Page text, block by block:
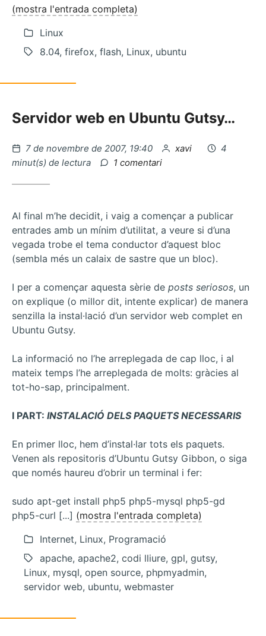
(mostra l'entrada completa)
Linux
8.04, firefox, flash, Linux, ubuntu
Servidor web en Ubuntu Gutsy…
Publicat
el
7 de novembre de 2007, 19:40 per
xavi
4
minut(s) de lectura
1 comentaria
linux
Al final m’he decidit, i vaig a començar a publicar
entrades amb un mínim d’utilitat, a veure si d’una
vegada trobe el tema conductor d’aquest bloc
(sembla més un calaix de sastre que un bloc).
I per a començar aquesta sèrie de posts seriosos, un
on explique (o millor dit, intente explicar) de manera
senzilla la instal·lació d’un servidor web complet en
Ubuntu Gutsy.
La informació no l’he arreplegada de cap lloc, i al
mateix temps l’he arreplegada de molts: gràcies al
tot-ho-sap, principalment.
I PART: INSTALACIÓ DELS PAQUETS NECESSARIS
En primer lloc, hem d’instal·lar tots els paquets.
Venen als repositoris d’Ubuntu Gutsy Gibbon, o siga
que només haureu d’obrir un terminal i fer:
sudo apt-get install php5 php5-mysql php5-gd
php5-curl [...] (mostra l'entrada completa)
Internet, Linux, Programació
apache, apache2, codi lliure, gpl, gutsy,
Linux, mysql, open source, phpmyadmin,
servidor web, ubuntu, webmaster